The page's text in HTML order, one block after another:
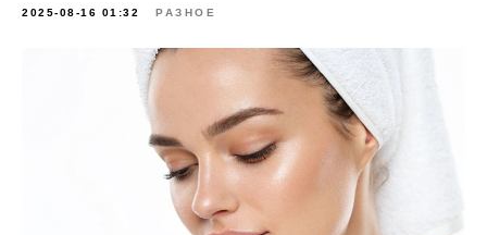
2025-08-16 01:32 РАЗНОЕ